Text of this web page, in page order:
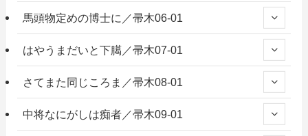
馬頭物定めの博士に／帚木06-01
はやうまだいと下臈／帚木07-01
さてまた同じころま／帚木08-01
中将なにがしは痴者／帚木09-01